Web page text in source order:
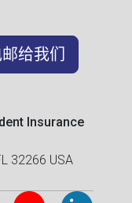
给我们
Insurance
32266 USA